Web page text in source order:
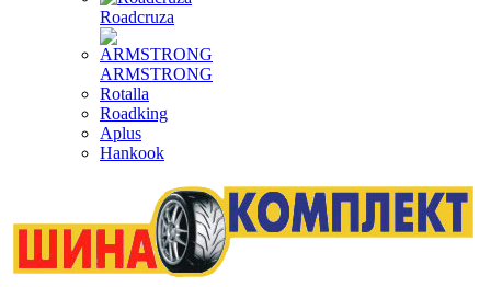
Roadcruza
ARMSTRONG
Rotalla
Roadking
Aplus
Hankook